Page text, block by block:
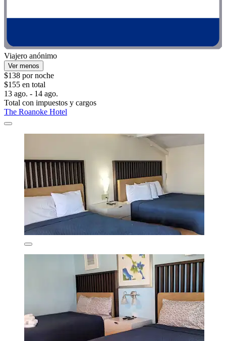
Viajero anónimo
Ver menos
$138 por noche
$155 en total
13 ago. - 14 ago.
Total con impuestos y cargos
The Roanoke Hotel